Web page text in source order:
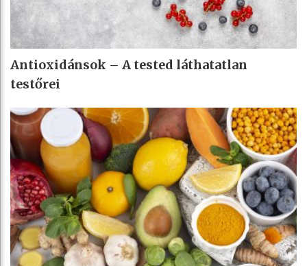
Antioxidánsok – A tested láthatatlan
testőrei